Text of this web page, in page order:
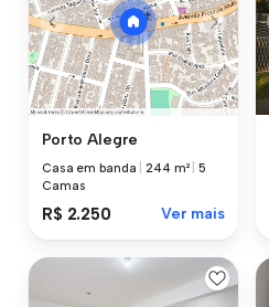
Porto Alegre
Casa em banda |244 m² |5
Camas
R$ 2.250 Ver mais